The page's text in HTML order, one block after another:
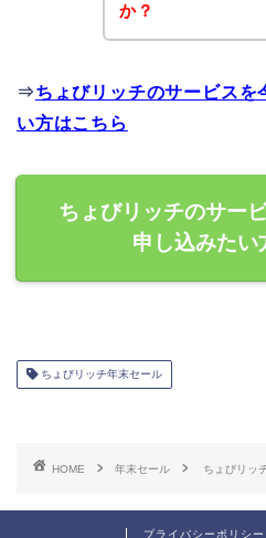
か？
⇒ちょびリッチのサービスを
い方はこちら
ちょびリッチのサー
申し込みたい
ちょびリッチ年末セール
HOME 年末セール ちょびリッ
プライバシーポリシー